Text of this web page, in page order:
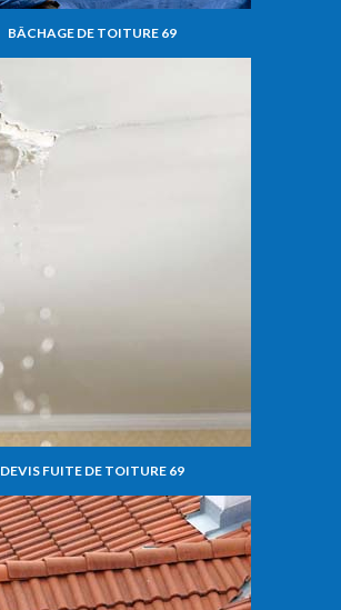
BÂCHAGE DE TOITURE 69
DEVIS FUITE DE TOITURE 69